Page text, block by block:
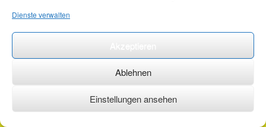
Dienste verwalten
Ablehnen
Einstellungen ansehen
©2026 ·erstehilfekurs-mauch.de ·AGB ·Datenschutzerklärung ·Impressum ·